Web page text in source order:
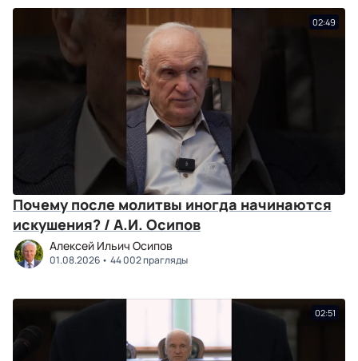
02:49
Почему после молитвы иногда начинаются
искушения? / А.И. Осипов
Алексей Ильич Осипов
01.08.2026 44 002 прагляды
02:51